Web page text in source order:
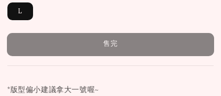
L
售完
*版型偏小建議拿大一號喔~